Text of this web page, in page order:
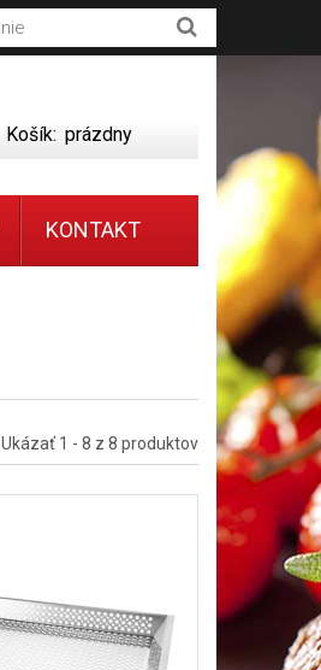
Ukázať 1 - 8 z 8 produktov
Košík: prázdny
KONTAKT